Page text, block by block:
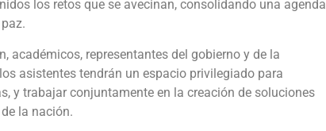
los retos que se avecinan, consolidando una agenda
académicos, representantes del gobierno y de la
asistentes tendrán un espacio privilegiado para
y trabajar conjuntamente en la creación de soluciones
la nación.